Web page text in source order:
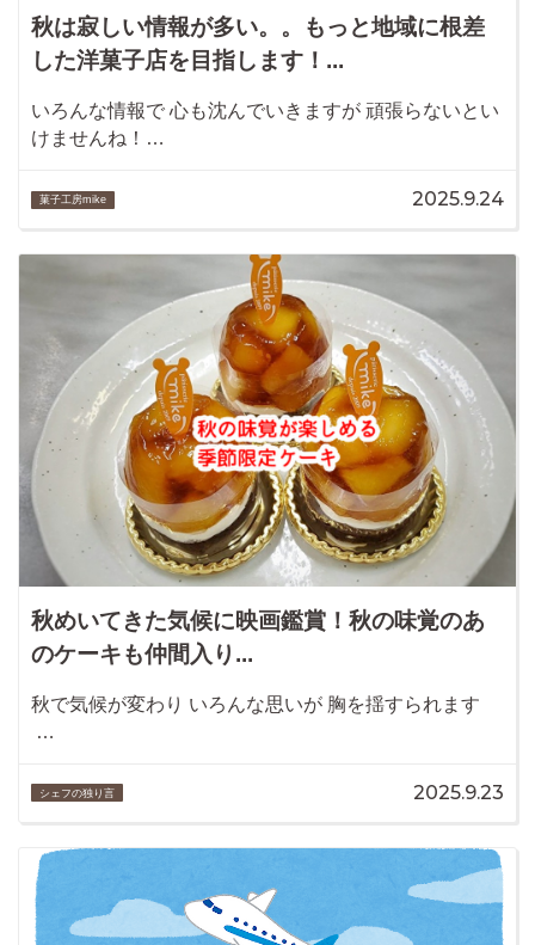
秋は寂しい情報が多い。。もっと地域に根差
した洋菓子店を目指します！...
いろんな情報で 心も沈んでいきますが 頑張らないとい
けませんね！…
菓子工房mike 2025.9.24
秋めいてきた気候に映画鑑賞！秋の味覚のあ
のケーキも仲間入り...
秋で気候が変わり いろんな思いが 胸を揺すられます
…
シェフの独り言 2025.9.23